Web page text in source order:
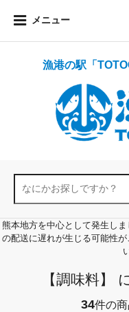
メニュー
漁港の駅「
熊本地方を中心として発生し
の配送に遅れが生じる可能性
【調味料】
34件の